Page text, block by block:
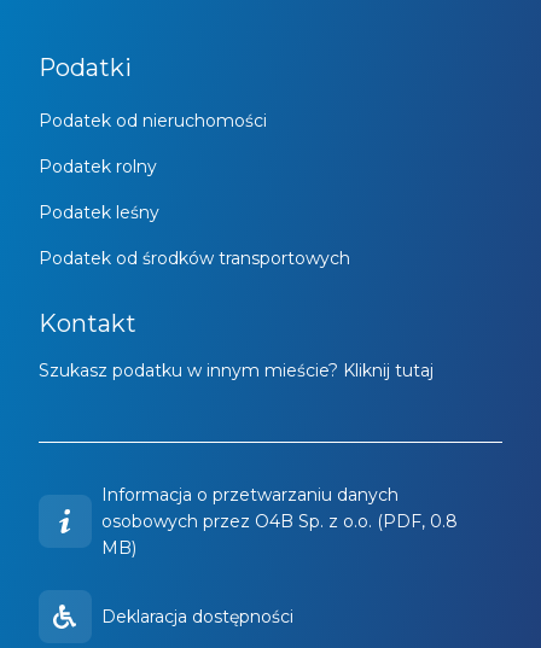
Podatki
Podatek od nieruchomości
Podatek rolny
Podatek leśny
Podatek od środków transportowych
Kontakt
Szukasz podatku w innym mieście? Kliknij tutaj
Informacja o przetwarzaniu danych
osobowych przez O4B Sp. z o.o. (PDF, 0.8
MB)
Deklaracja dostępności